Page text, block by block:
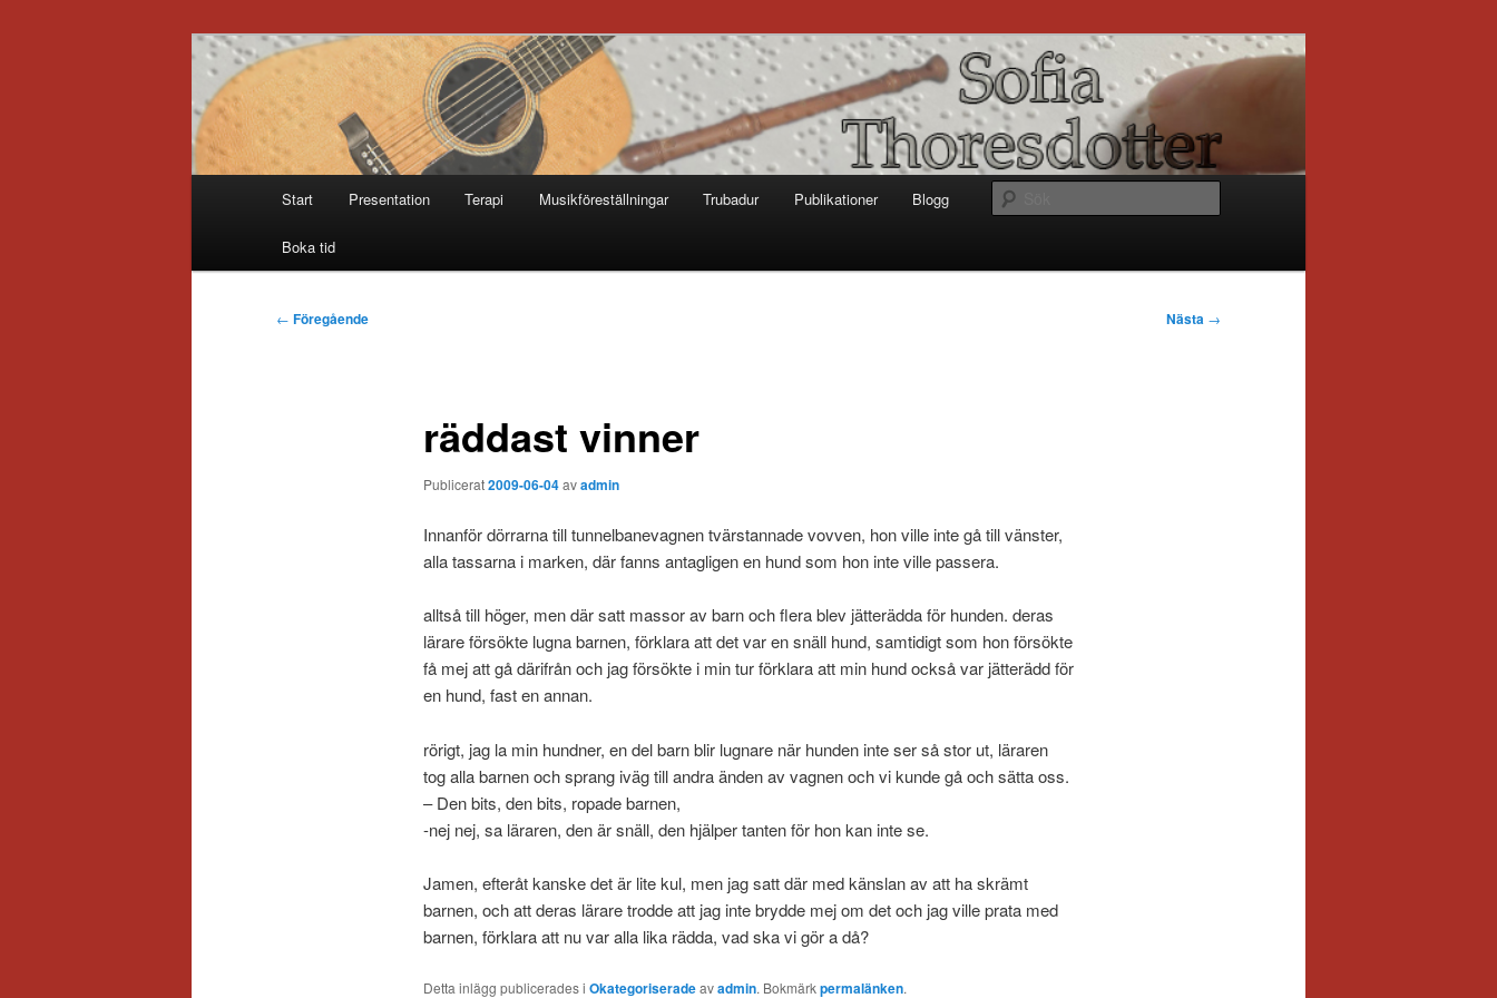
Sofia Thoresdotter
Start Presentation Terapi Musikföreställningar Trubadur Publikationer Blogg
Boka tid
Inläggsnavigering
← Föregående Nästa →
räddast vinner
Publicerat2009-06-04avadmin
Innanför dörrarna till tunnelbanevagnen tvärstannade vovven, hon ville inte gå till vänster,
alla tassarna i marken, där fanns antagligen en hund som hon inte ville passera.
alltså till höger, men där satt massor av barn och flera blev jätterädda för hunden. deras
lärare försökte lugna barnen, förklara att det var en snäll hund, samtidigt som hon försökte
få mej att gå därifrån och jag försökte i min tur förklara att min hund också var jätterädd för
en hund, fast en annan.
rörigt, jag la min hundner, en del barn blir lugnare när hunden inte ser så stor ut, läraren
tog alla barnen och sprang iväg till andra änden av vagnen och vi kunde gå och sätta oss.
– Den bits, den bits, ropade barnen,
-nej nej, sa läraren, den är snäll, den hjälper tanten för hon kan inte se.
Jamen, efteråt kanske det är lite kul, men jag satt där med känslan av att ha skrämt
barnen, och att deras lärare trodde att jag inte brydde mej om det och jag ville prata med
barnen, förklara att nu var alla lika rädda, vad ska vi gör a då?
Detta inlägg publicerades i Okategoriseradeavadmin. Bokmärkpermalänken.